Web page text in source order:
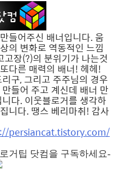
들어주신 배너입니다. 움
의 변화로 역동적인 느낌
장(?)의 분위기가 나는것
다른 매력의 배너! 헤헤!
구, 그리고 주주님의 경우
들어 주고 계신데 배너 만
다. 이웃블로거를 생각하
니다. 땡스 베리마취! 감사
persiancat.tistory.com/
거팁 닷컴을 구독하세요-